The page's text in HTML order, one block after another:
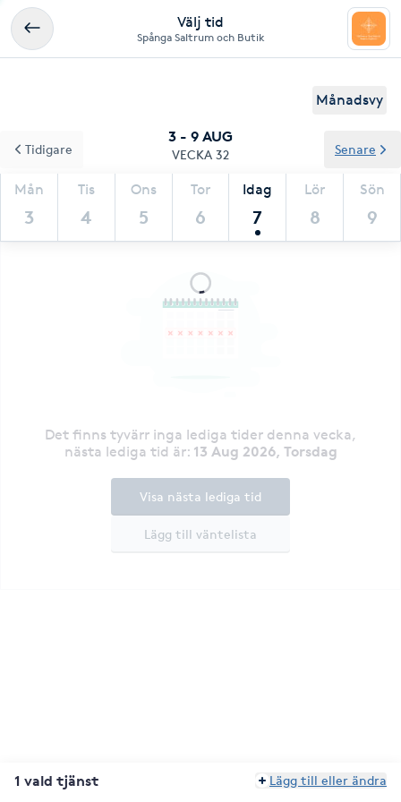
Välj tid
Spånga Saltrum och Butik
Månadsvy
3 - 9 AUG
VECKA 32
Mån
3
Tis
4
Ons
5
Tor
6
Idag
7
Lör
8
Sön
9
Tidigare Senare
Det finns tyvärr inga lediga tider denna vecka,
nästa lediga tid är: 13 Aug 2026, Torsdag
Lägg till väntelista
Visa nästa lediga tid
1 vald tjänst Lägg till eller ändra